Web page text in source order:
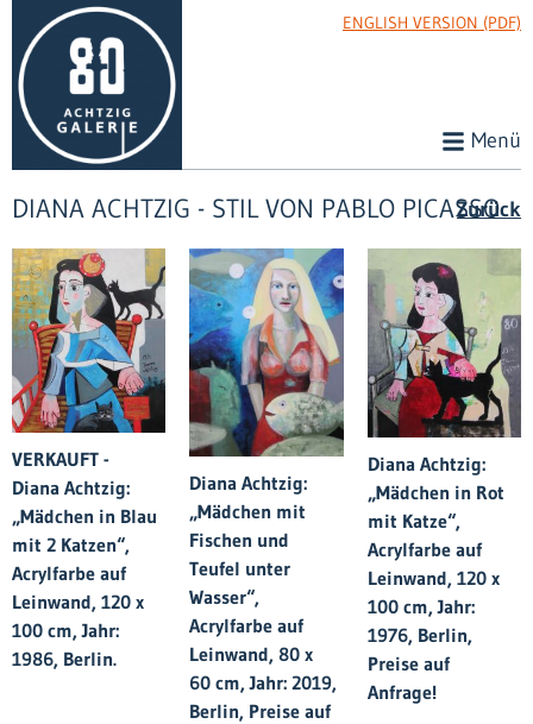
ENGLISH VERSION (PDF)
Menü
DIANA ACHTZIG - STIL VON PABLO PICASSO
VERKAUFT -
Diana Achtzig:
„Mädchen in Blau
mit 2 Katzen“,
Acrylfarbe auf
Leinwand, 120 x
100 cm, Jahr:
1986, Berlin.
Diana Achtzig:
„Mädchen mit
Fischen und
Teufel unter
Wasser“,
Acrylfarbe auf
Leinwand, 80 x
60 cm, Jahr: 2019,
Berlin, Preise auf
Diana Achtzig:
„Mädchen in Rot
mit Katze“,
Acrylfarbe auf
Leinwand, 120 x
100 cm, Jahr:
1976, Berlin,
Preise auf
Anfrage!
Zurück